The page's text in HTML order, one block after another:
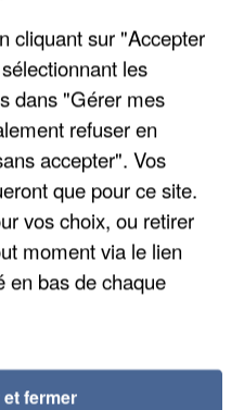
DZ MAFIA
cliquant sur "Accepter
les
dans "Gérer mes
refuser en
accepter". Vos
que pour ce site.
vos choix, ou retirer
moment via le lien
en bas de chaque
fermer